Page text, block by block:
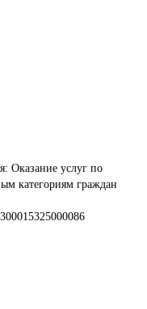
Оказание услуг по
категориям граждан